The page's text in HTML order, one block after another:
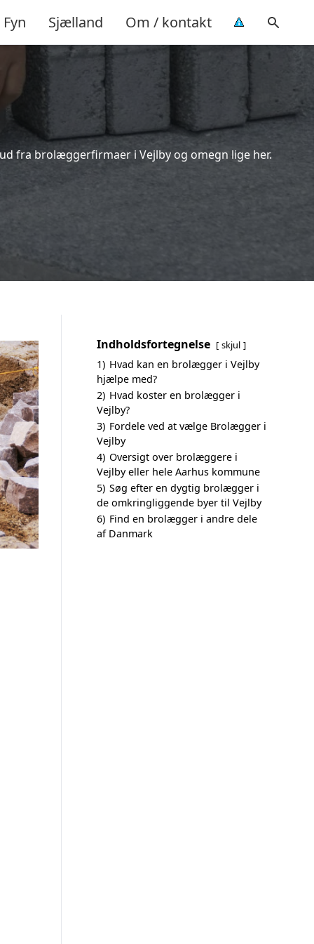
Fyn Sjælland Om / kontakt
fra brolæggerfirmaer i Vejlby og omegn lige her.
Indholdsfortegnelse skjul
1) Hvad kan en brolægger i Vejlby
hjælpe med?
2) Hvad koster en brolægger i
Vejlby?
3) Fordele ved at vælge Brolægger i
Vejlby
4) Oversigt over brolæggere i
Vejlby eller hele Aarhus kommune
5) Søg efter en dygtig brolægger i
de omkringliggende byer til Vejlby
6) Find en brolægger i andre dele
af Danmark